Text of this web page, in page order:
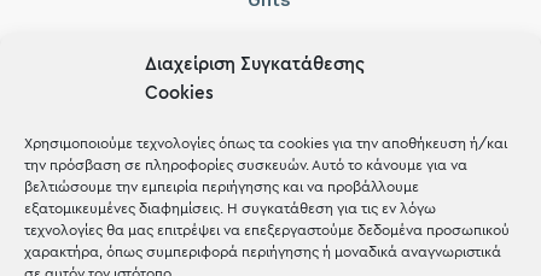
Διαχείριση Συγκατάθεσης
Cookies
Χρησιμοποιούμε τεχνολογίες όπως τα cookies για την αποθήκευση ή/και
την πρόσβαση σε πληροφορίες συσκευών. Αυτό το κάνουμε για να
βελτιώσουμε την εμπειρία περιήγησης και να προβάλλουμε
εξατομικευμένες διαφημίσεις. Η συγκατάθεση για τις εν λόγω
τεχνολογίες θα μας επιτρέψει να επεξεργαστούμε δεδομένα προσωπικού
χαρακτήρα, όπως συμπεριφορά περιήγησης ή μοναδικά αναγνωριστικά